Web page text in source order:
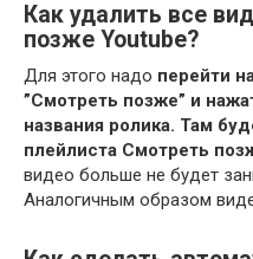
Как удалить все
позже Youtube?
Для этого надо перейти
”Смотреть позже” и
названия ролика. Там
плейлиста Смотреть
видео больше не будет
Аналогичным образом